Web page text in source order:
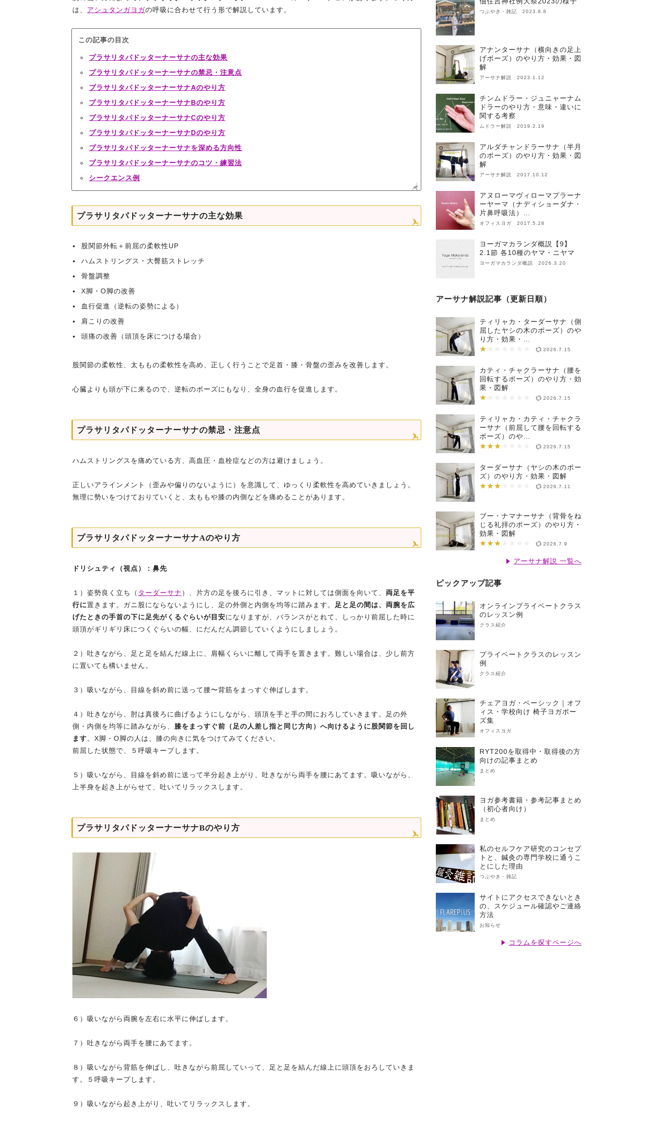
は、 アシュタンガヨガの呼吸に合わせて行う形で解説しています。
この記事の目次
プラサリタパドッターナーサナの主な効果
プラサリタパドッターナーサナの禁忌・注意点
プラサリタパドッターナーサナAのやり方
プラサリタパドッターナーサナBのやり方
プラサリタパドッターナーサナCのやり方
プラサリタパドッターナーサナDのやり方
プラサリタパドッターナーサナを深める方向性
プラサリタパドッターナーサナのコツ・練習法
シークエンス例
プラサリタパドッターナーサナの主な効果
股関節外転＋前屈の柔軟性UP
ハムストリングス・大臀筋ストレッチ
骨盤調整
X脚・O脚の改善
血行促進（逆転の姿勢による）
肩こりの改善
頭痛の改善（頭頂を床につける場合）
股関節の柔軟性、太ももの柔軟性を高め、正しく行うことで足首・膝・骨盤の歪みを改善します。
心臓よりも頭が下に来るので、逆転のポーズにもなり、全身の血行を促進します。
プラサリタパドッターナーサナの禁忌・注意点
ハムストリングスを痛めている方、高血圧・血栓症などの方は避けましょう。
正しいアラインメント（歪みや偏りのないように）を意識して、ゆっくり柔軟性を高めていきましょう。
無理に勢いをつけておりていくと、太ももや膝の内側などを痛めることがあります。
プラサリタパドッターナーサナAのやり方
ドリシュティ（視点）：鼻先
１）姿勢良く立ち（ ターダーサナ ）、片方の足を後ろに引き、マットに対しては側面を向いて、 両足を平
行に置きます。ガニ股にならないようにし、足の外側と内側を均等に踏みます。
足と足の間は、両腕を広
げたときの手首の下に足先がくるぐらいが目安になりますが、バランスがとれて、しっかり前屈した時に
頭頂がギリギリ床につくぐらいの幅、にだんだん調節していくようにしましょう。
２）吐きながら、足と足を結んだ線上に、肩幅くらいに離して両手を置きます。難しい場合は、少し前方
に置いても構いません。
３）吸いながら、目線を斜め前に送って腰〜背筋をまっすぐ伸ばします。
４）吐きながら、肘は真後ろに曲げるようにしながら、頭頂を手と手の間におろしていきます。足の外
側・内側を均等に踏みながら、 膝をまっすぐ前（足の人差し指と同じ方向）へ向けるように股関節を回し
ます。X脚・O脚の人は、膝の向きに気をつけてみてください。
前屈した状態で、５呼吸キープします。
５）吸いながら、目線を斜め前に送って半分起き上がり、吐きながら両手を腰にあてます。吸いながら、
上半身を起き上がらせて、吐いてリラックスします。
プラサリタパドッターナーサナBのやり方
６）吸いながら両腕を左右に水平に伸ばします。
７）吐きながら両手を腰にあてます。
８）吸いながら背筋を伸ばし、吐きながら前屈していって、足と足を結んだ線上に頭頂をおろしていきま
す。５呼吸キープします。
９）吸いながら起き上がり、吐いてリラックスします。
つぶやき・雑記 2023.8.8
アナンターサナ（横向きの足上
げポーズ）のやり方・効果・図
解
アーサナ解説 2023.1.12
チンムドラー・ジュニャーナム
ドラーのやり方・意味・違いに
関する考察
ムドラー解説 2019.2.19
アルダチャンドラーサナ（半月
のポーズ）のやり方・効果・図
解
アーサナ解説 2017.10.12
アヌローマヴィローマプラーナ
ーヤーマ（ナディショーダナ・
片鼻呼吸法）…
オフィスヨガ 2017.5.28
ヨーガマカランダ概説【9】
2.1節 各10種のヤマ・ニヤマ
ヨーガマカランダ概説 2026.3.20
アーサナ解説記事（更新日順）
ティリャカ・ターダーサナ（側
屈したヤシの木のポーズ）のや
り方・効果・…
★
★★★★★★★ 2026.7.15
カティ・チャクラーサナ（腰を
回転するポーズ）のやり方・効
果・図解
★
★★★★★★★ 2026.7.15
ティリャカ・カティ・チャクラ
ーサナ（前屈して腰を回転する
ポーズ）のや…
★★★
★★★★★★★ 2026.7.15
ターダーサナ（ヤシの木のポー
ズ）のやり方・効果・図解
★★★
★★★★★★★ 2026.7.11
ブー・ナマナーサナ（背骨をね
じる礼拝のポーズ）のやり方・
効果・図解
★★★
★★★★★★★ 2026.7.9
アーサナ解説 一覧へ
ピックアップ記事
オンラインプライベートクラス
のレッスン例
クラス紹介
プライベートクラスのレッスン
例
クラス紹介
チェアヨガ・ベーシック｜オフ
ィス・学校向け 椅子ヨガポー
ズ集
オフィスヨガ
RYT200を取得中・取得後の方
向けの記事まとめ
まとめ
ヨガ参考書籍・参考記事まとめ
（初心者向け）
まとめ
私のセルフケア研究のコンセプ
トと、鍼灸の専門学校に通うこ
とにした理由
つぶやき・雑記
サイトにアクセスできないとき
の、スケジュール確認やご連絡
方法
お知らせ
コラムを探すページへ